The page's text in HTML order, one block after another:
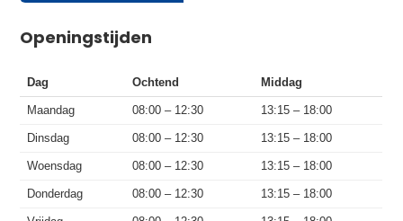
Openingstijden
Dag Ochtend Middag
Maandag 08:00 – 12:30 13:15 – 18:00
Dinsdag 08:00 – 12:30 13:15 – 18:00
Woensdag 08:00 – 12:30 13:15 – 18:00
Donderdag 08:00 – 12:30 13:15 – 18:00